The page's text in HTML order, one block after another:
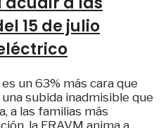
15 de julio
un 63% más cara que
subida inadmisible que
a las familias más
la FRAVM anima a